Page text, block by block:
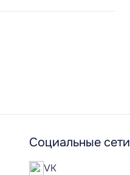
Социальные сети
VK